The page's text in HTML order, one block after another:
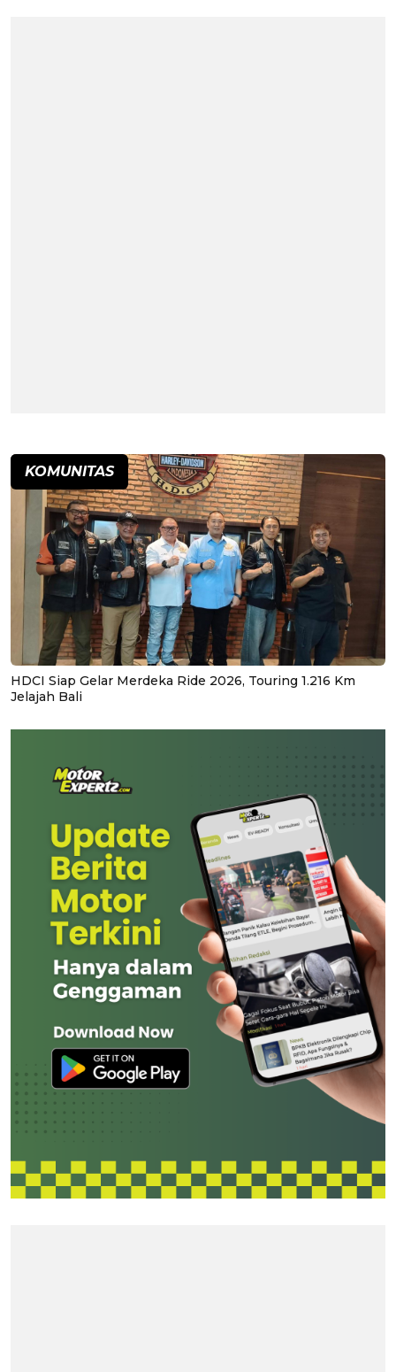
KOMUNITAS
HDCI Siap Gelar Merdeka Ride 2026, Touring 1.216 Km
Jelajah Bali